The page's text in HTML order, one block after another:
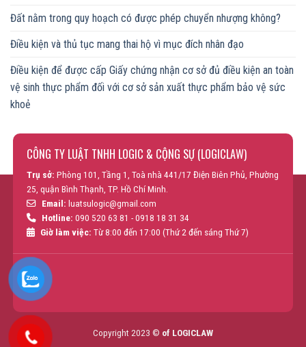
Đất nằm trong quy hoạch có được phép chuyển nhượng không?
Điều kiện và thủ tục mang thai hộ vì mục đích nhân đạo
Điều kiện để được cấp Giấy chứng nhận cơ sở đủ điều kiện an toàn
vệ sinh thực phẩm đối với cơ sở sản xuất thực phẩm bảo vệ sức
khoẻ
CÔNG TY LUẬT TNHH LOGIC & CỘNG SỰ (LOGICLAW)
Trụ sở: Phòng 101, Tầng 1, Toà nhà 441/17 Điện Biên Phủ, Phường
25, quận Bình Thạnh, TP. Hồ Chí Minh.
Email: luatsulogic@gmail.com
Hotline: 090 520 63 81 - 0918 18 31 34
Giờ làm việc: Từ 8:00 đến 17:00 (Thứ 2 đến sáng Thứ 7)
Copyright 2023 © of LOGICLAW